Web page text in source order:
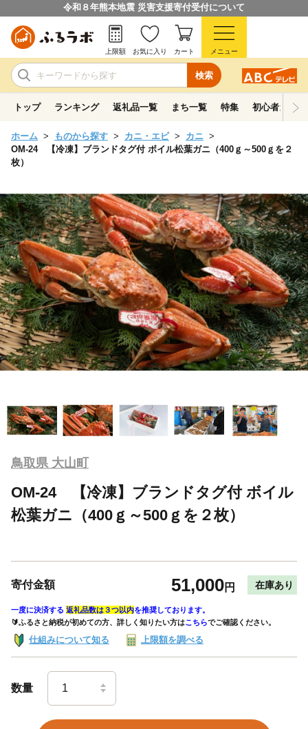
令和８年熊本地震 災害支援寄付受付について
検索
上限額 お気に入り カート メニュー
トップ ランキング 返礼品一覧 まち一覧 特集 初心者ガイド
ホーム ものから探す カニ・エビ
カニ
OM-24 【冷凍】ブランドタグ付 ボイル松葉ガニ（400ｇ～500ｇを２
枚）
鳥取県 大山町
OM-24 【冷凍】ブランドタグ付 ボイル
松葉ガニ（400ｇ～500ｇを２枚）
寄付金額 51,000円 在庫あり
一度に決済する 返礼品数は３つ以内を推奨しております。
🔰ふるさと納税が初めての方、詳しく知りたい方はこちらでご確認ください。
仕組みについて知る 上限額を調べる
数量